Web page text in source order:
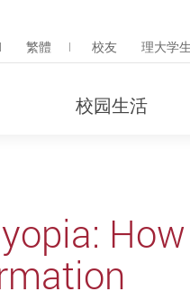
Popup
繁體 校友 理大学生
校园生活